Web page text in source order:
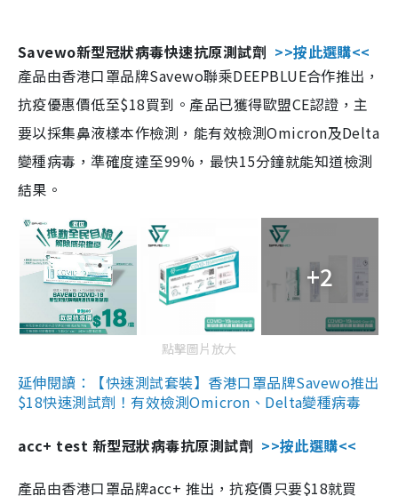
Savewo新型冠狀病毒快速抗原測試劑 >>按此選購<<
產品由香港口罩品牌Savewo聯乘DEEPBLUE合作推出，
抗疫優惠價低至$18買到。產品已獲得歐盟CE認證，主
要以採集鼻液樣本作檢測，能有效檢測Omicron及Delta
變種病毒，準確度達至99%，最快15分鐘就能知道檢測
結果。
+2
點擊圖片放大
延伸閱讀：【快速測試套裝】香港口罩品牌Savewo推出
$18快速測試劑！有效檢測Omicron、Delta變種病毒
acc+ test 新型冠狀病毒抗原測試劑 >>按此選購<<
產品由香港口罩品牌acc+ 推出，抗疫價只要$18就買